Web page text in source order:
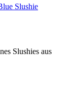
Slushie
Slushies aus